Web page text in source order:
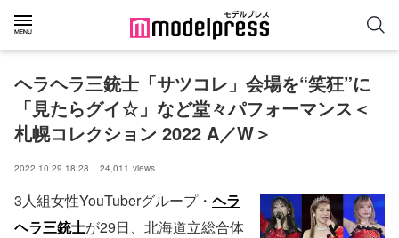
ヘラヘラ三銃士「サツコレ」会場を“笑狂”に
「見たらグイ☆」など堂々パフォーマンス＜
札幌コレクション 2022 A／W＞
2022.10.29 18:28 24,011 views
3人組女性YouTuberグループ・ ヘラ
ヘラ三銃士が29日、北海道立総合体